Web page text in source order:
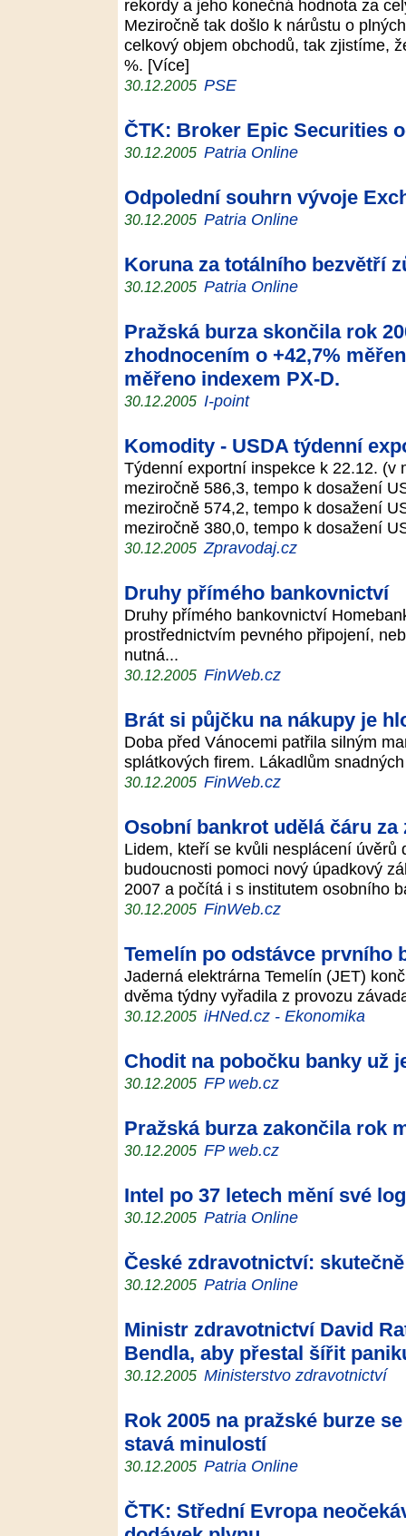
rekordy a jeho konečná hodnota za
Meziročně tak došlo k nárůstu o
celkový objem obchodů, tak zjistíme,
%. [Více]
30.12.2005 PSE
ČTK: Broker Epic Securities
30.12.2005 Patria Online
Odpolední souhrn vývoje
30.12.2005 Patria Online
Koruna za totálního bezvětří
30.12.2005 Patria Online
Pražská burza skončila rok
zhodnocením o +42,7%
měřeno indexem PX-D.
30.12.2005 I-point
Komodity - USDA týdenní
Týdenní exportní inspekce k 22.12. (v
meziročně 586,3, tempo k dosažení
meziročně 574,2, tempo k dosažení
meziročně 380,0, tempo k dosažení
30.12.2005 Zpravodaj.cz
Druhy přímého bankovnictví
Druhy přímého bankovnictví
prostřednictvím pevného připojení,
nutná...
30.12.2005 FinWeb.cz
Brát si půjčku na nákupy je
Doba před Vánocemi patřila silným
splátkových firem. Lákadlům
30.12.2005 FinWeb.cz
Osobní bankrot udělá čáru
Lidem, kteří se kvůli nesplácení úvěrů
budoucnosti pomoci nový úpadkový
2007 a počítá i s institutem osobního
30.12.2005 FinWeb.cz
Temelín po odstávce prvního
Jaderná elektrárna Temelín (JET)
dvěma týdny vyřadila z provozu
30.12.2005 iHNed.cz - Ekonomika
Chodit na pobočku banky už
30.12.2005 FP web.cz
Pražská burza zakončila rok
30.12.2005 FP web.cz
Intel po 37 letech mění své
30.12.2005 Patria Online
České zdravotnictví:
30.12.2005 Patria Online
Ministr zdravotnictví David
Bendla, aby přestal šířit
30.12.2005 Ministerstvo zdravotnictví
Rok 2005 na pražské burze
stavá minulostí
30.12.2005 Patria Online
ČTK: Střední Evropa